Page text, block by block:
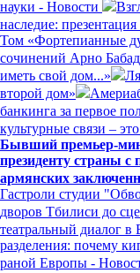
науки - Новости
наследие:
Том «Фортепианные
сочинений Арно
иметь свой дом...»
второй дом»
банкинга за первое
культурные связи –
Бывший премьер-
президенту страны с
армянских
Гастроли студии
дворов Тбилиси до
театральный диалог в
разделения: почему
раной Европы -